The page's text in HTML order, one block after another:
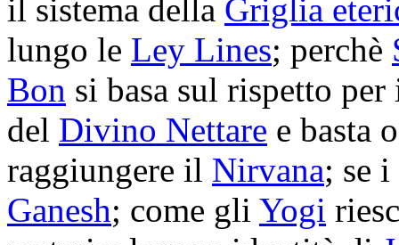
il sistema della Griglia
lungo le Ley Lines; perchè
Bon si basa sul rispetto
del Divino Nettare e basta
raggiungere il Nirvana; se
Ganesh; come gli Yogi